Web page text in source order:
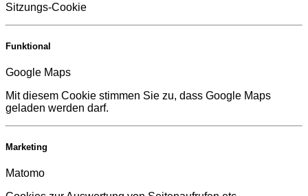
Sitzungs-Cookie
Funktional
Google Maps
Mit diesem Cookie stimmen Sie zu, dass Google Maps
geladen werden darf.
Marketing
Matomo